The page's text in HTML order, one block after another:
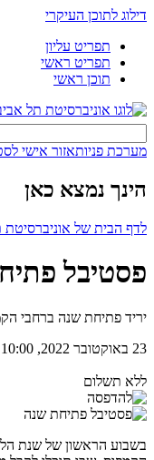
דילוג לתוכן העיקרי
תפריט עליון
תפריט ראשי
תוכן ראשי
מערכת פניותאזור אישי
הינך נמצא כאן
לדף הבית של אוניברסיטת
פסטיבל
יריד פתיחת שנה ברחבי
23 באוקטובר 2022, 10:00
ללא תשלום
בשבוע הראשון של שנת